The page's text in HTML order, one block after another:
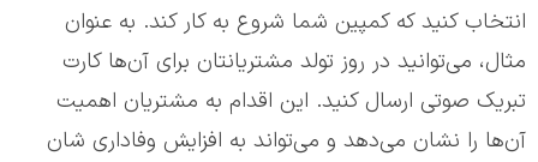
انتخاب کنید که کمپین شما شروع به کار کند. به عنوان
مثال، می‌توانید در روز تولد مشتریانتان برای آن‌ها کارت
تبریک صوتی ارسال کنید. این اقدام به مشتریان اهمیت
آن‌ها را نشان می‌دهد و می‌تواند به افزایش وفاداری شان